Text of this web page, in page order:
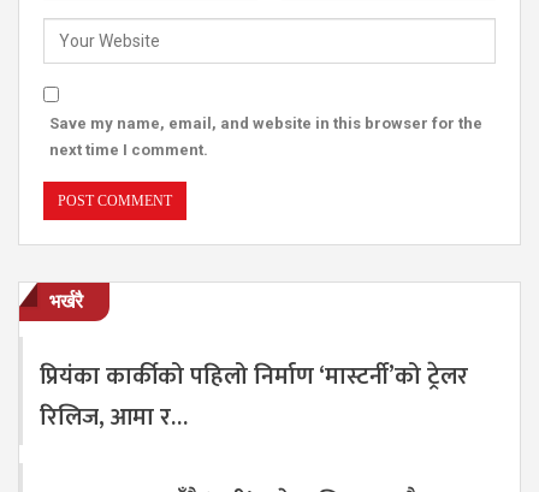
Save my name, email, and website in this browser for the
next time I comment.
भर्खरै
प्रियंका कार्कीको पहिलो निर्माण ‘मास्टर्नी’को ट्रेलर
रिलिज, आमा र…